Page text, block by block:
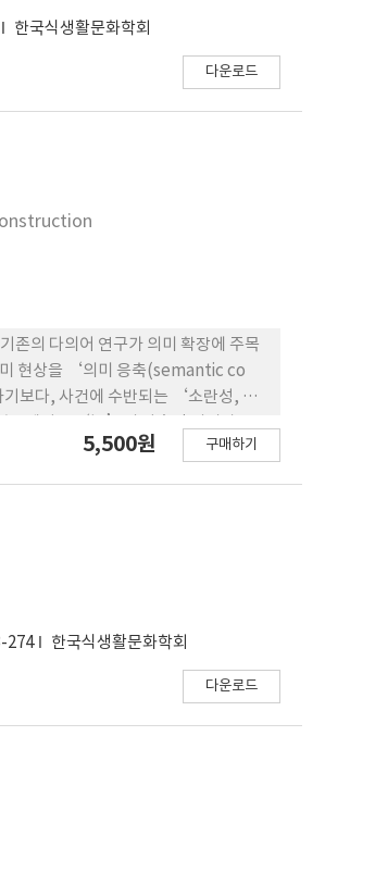
한국식생활문화학회
다운로드
의 다의어 연구가 의미 확장에 주목
미 현상을 ‘의미 응축(semantic co
보다, 사건에 수반되는 ‘소란성, 역
. 결과적으로 ‘闹+X’ 구조는 ‘闹’의
5,500원 구매하기
274 한국식생활문화학회
다운로드